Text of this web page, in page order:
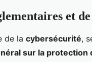
et
de la cybersécurité,
sur la protection